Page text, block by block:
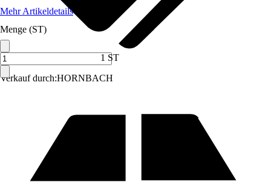
Verkauf durch:HORNBACH
Mehr Artikeldetails
Menge (ST)
1 ST